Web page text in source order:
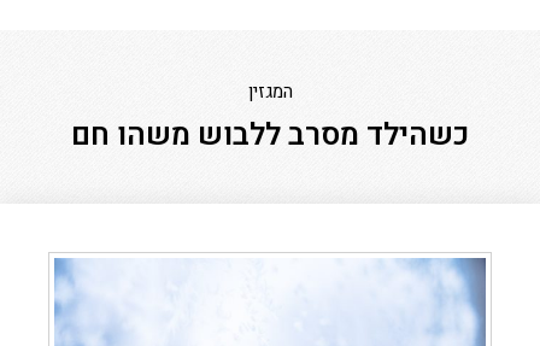
המגזין
כשהילד מסרב ללבוש משהו חם